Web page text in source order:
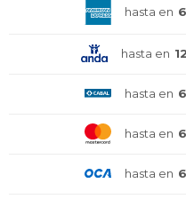
hasta en 6
hasta en 12
hasta en 6
hasta en 6
hasta en 6